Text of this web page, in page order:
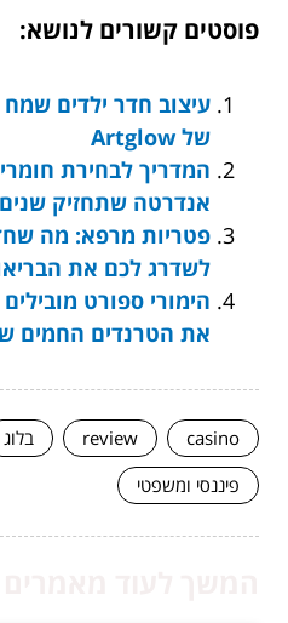
פוסטים קשורים לנושא:
עיצוב חדר ילדים
של Artglow
המדריך לבחירת
אנדרטה שתחזיק
פטריות מרפא: מה
לשדרג לכם את
את הטרנדים החמים
casino
review בלוג
פיננסי ומשפטי